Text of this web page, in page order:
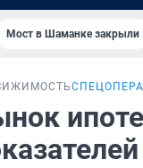
Мост в Шаманке закрыли